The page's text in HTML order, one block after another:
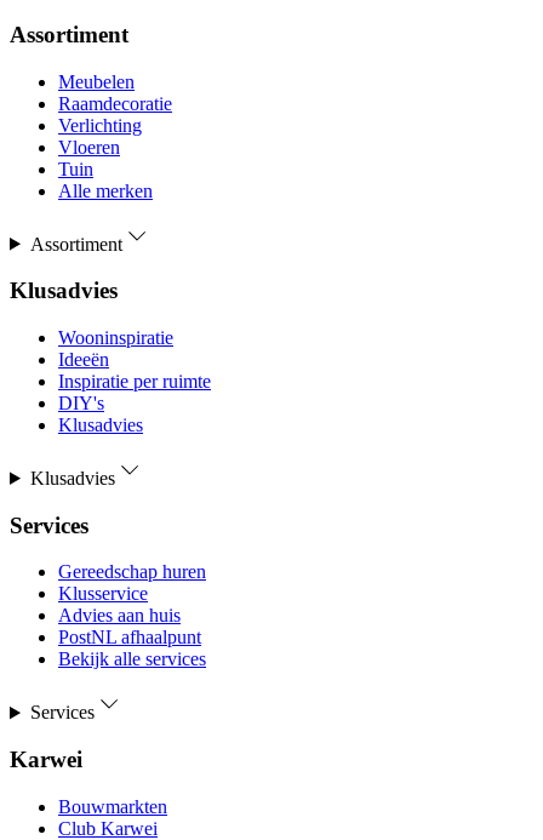
Assortiment
Meubelen
Raamdecoratie
Verlichting
Vloeren
Tuin
Alle merken
Assortiment
Klusadvies
Wooninspiratie
Ideeën
Inspiratie per ruimte
DIY's
Klusadvies
Klusadvies
Services
Gereedschap huren
Klusservice
Advies aan huis
PostNL afhaalpunt
Bekijk alle services
Services
Karwei
Bouwmarkten
Club Karwei